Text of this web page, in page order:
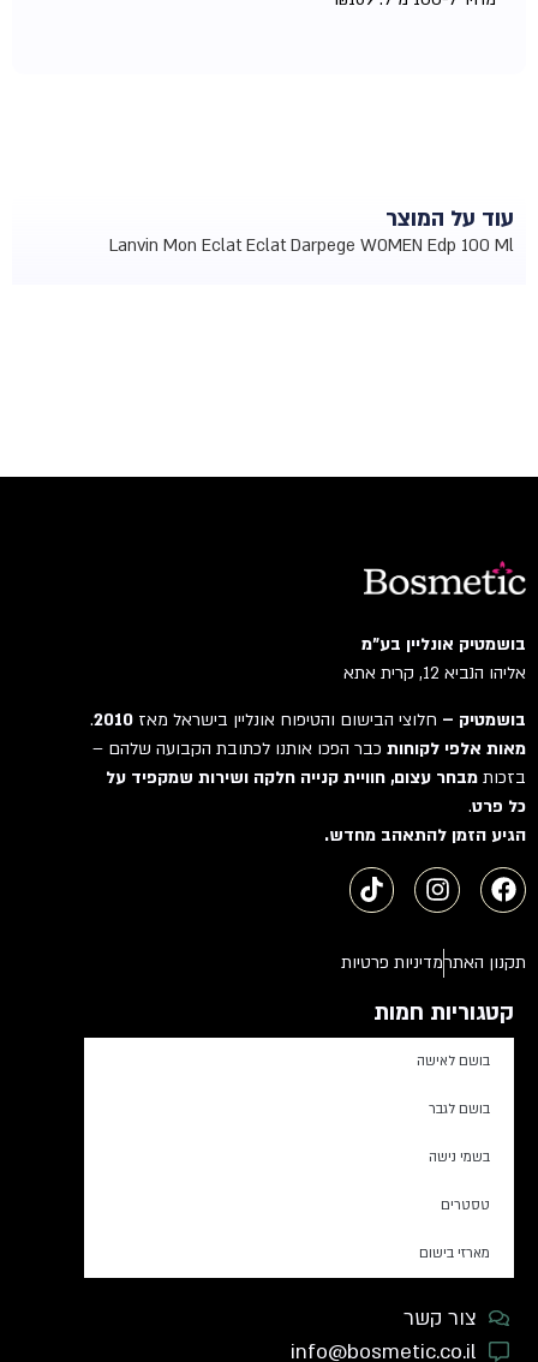
עוד על המוצר
Lanvin Mon Eclat Eclat Darpege WOMEN Edp 100 Ml
בושמטיק אונליין בע"מ
אליהו הנביא 12, קרית אתא
בושמטיק –חלוצי הבישום והטיפוח אונליין בישראל מאז2010
.
מאות אלפי לקוחותכבר הפכו אותנו לכתובת הקבועה שלהם –
בזכותמבחר עצום, חוויית קנייה חלקה ושירות שמקפיד על
כל פרט.
הגיע הזמן להתאהב מחדש.
תקנון האתרמדיניות פרטיות
קטגוריות חמות
בושם לאישה
בושם לגבר
בשמי נישה
טסטרים
מארזי בישום
צור קשר
info@bosmetic.co.il